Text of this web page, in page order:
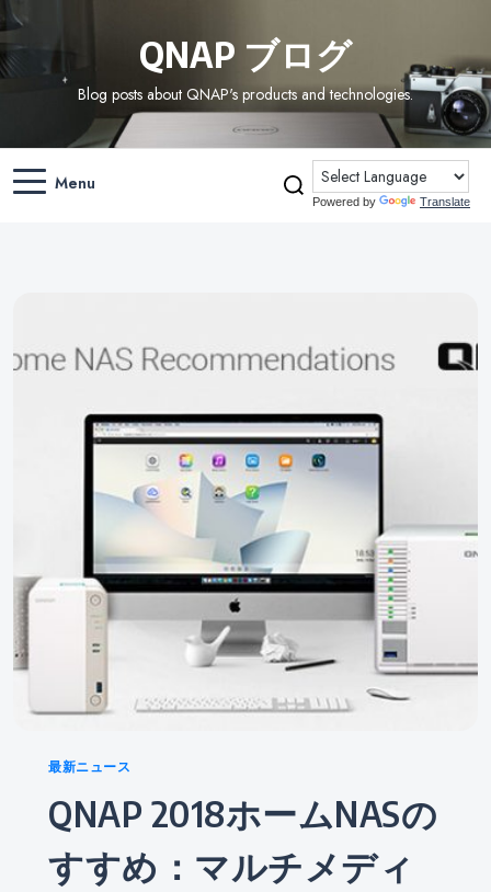
QNAP ブログ
Blog posts about QNAP's products and technologies.
Menu
Powered by Translate
Categories
最新ニュース
QNAP 2018ホームNASの
すすめ：マルチメディ